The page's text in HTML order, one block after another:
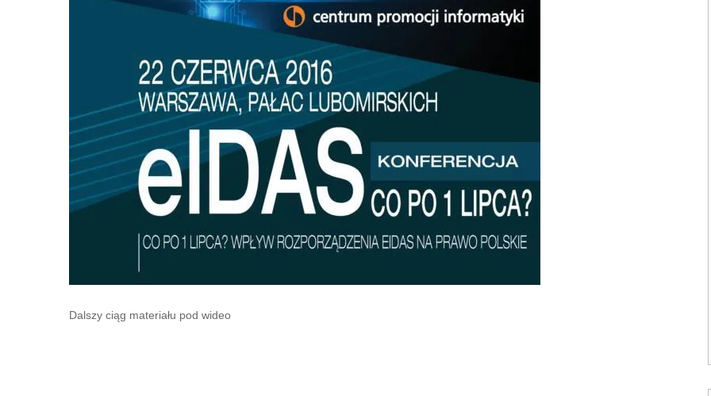
Dalszy ciąg materiału pod wideo